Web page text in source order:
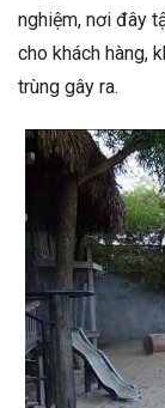
nghiệm, nơi đây
cho khách hàng,
trùng gây ra.